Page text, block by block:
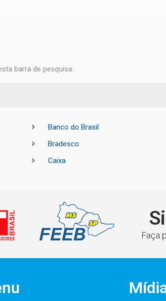
barra de pesquisa:
Banco do Brasil
Bradesco
Caixa
Faça